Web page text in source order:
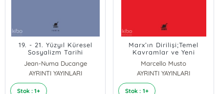
19. - 21. Yüzyıl Küresel
Sosyalizm Tarihi
Jean-Numa Ducange
Razmig Keucheyan
Stéphanie Roza
AYRINTI YAYINLARI
Stok : 1+
Marx’ın Dirilişi;Temel
Kavramlar ve Yeni
Yorumlar
Marcello Musto
AYRINTI YAYINLARI
Stok : 1+